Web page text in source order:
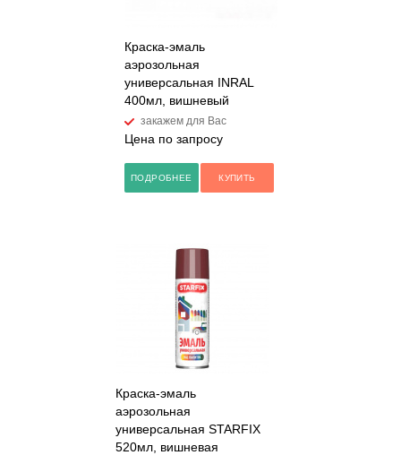
Краска-эмаль
аэрозольная
универсальная INRAL
400мл, вишневый
закажем для Вас
Цена по запросу
ПОДРОБНЕЕ КУПИТЬ
Краска-эмаль
аэрозольная
универсальная STARFIX
520мл, вишневая